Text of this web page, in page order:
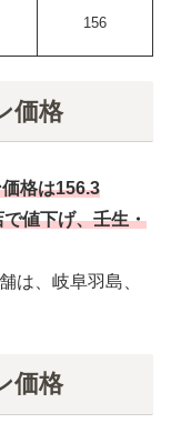
156
価格
格は156.3
で値下げ、壬生・
は、岐阜羽島、
価格